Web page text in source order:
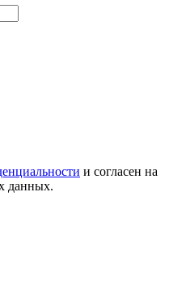
и согласен на
данных.